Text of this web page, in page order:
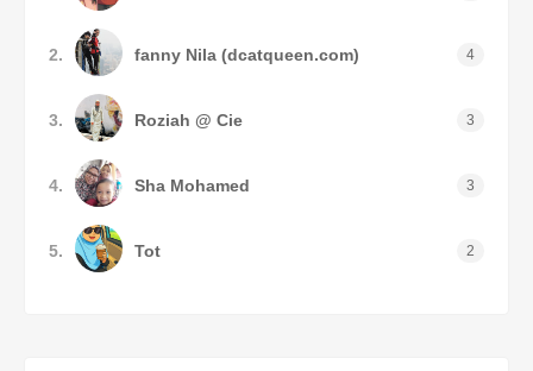
2. fanny Nila (dcatqueen.com) 4
3. Roziah @ Cie 3
4. Sha Mohamed 3
5. Tot 2